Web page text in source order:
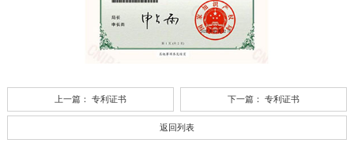
上一篇： 专利证书 下一篇：专利证书
返回列表